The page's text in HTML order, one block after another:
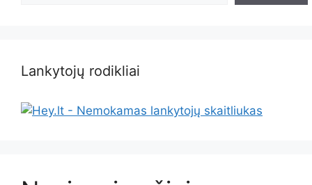
Lankytojų rodikliai